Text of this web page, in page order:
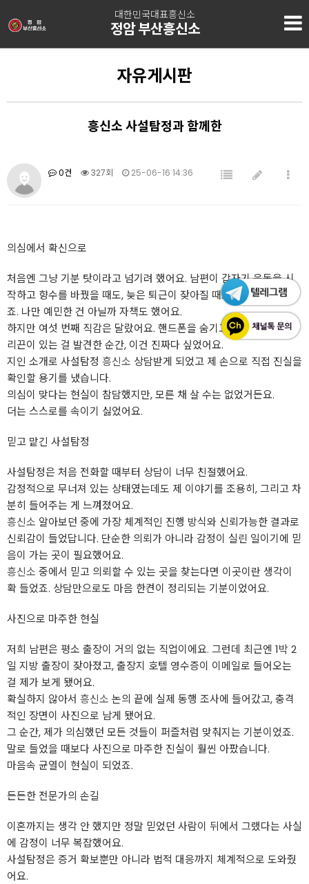
대한민국대표흥신소
정암 부산흥신소
자유게시판
흥신소 사설탐정과 함께한
0건 327회 25-06-16 14:36
의심에서 확신으로
처음엔 그냥 기분 탓이라고 넘기려 했어요. 남편이 갑자기 운동을 시
작하고 향수를 바꿨을 때도, 늦은 퇴근이 잦아질 때도 애써 합리화했
죠. 나만 예민한 건 아닐까 자책도 했어요.
하지만 여섯 번째 직감은 달랐어요. 핸드폰을 숨기고 차 안에 낯선 머
리끈이 있는 걸 발견한 순간, 이건 진짜다 싶었어요.
지인 소개로 사설탐정 흥신소 상담받게 되었고 제 손으로 직접 진실을
확인할 용기를 냈습니다.
의심이 맞다는 현실이 참담했지만, 모른 채 살 수는 없었거든요.
더는 스스로를 속이기 싫었어요.
믿고 맡긴 사설탐정
사설탐정은 처음 전화할 때부터 상담이 너무 친절했어요.
감정적으로 무너져 있는 상태였는데도 제 이야기를 조용히, 그리고 차
분히 들어주는 게 느껴졌어요.
흥신소 알아보던 중에 가장 체계적인 진행 방식와 신뢰가능한 결과로
신뢰감이 들었답니다. 단순한 의뢰가 아니라 감정이 실린 일이기에 믿
음이 가는 곳이 필요했어요.
흥신소 중에서 믿고 의뢰할 수 있는 곳을 찾는다면 이곳이란 생각이
확 들었죠. 상담만으로도 마음 한켠이 정리되는 기분이었어요.
사진으로 마주한 현실
저희 남편은 평소 출장이 거의 없는 직업이에요. 그런데 최근엔 1박 2
일 지방 출장이 잦아졌고, 출장지 호텔 영수증이 이메일로 들어오는
걸 제가 보게 됐어요.
확실하지 않아서 흥신소 논의 끝에 실제 동행 조사에 들어갔고, 충격
적인 장면이 사진으로 남게 됐어요.
그 순간, 제가 의심했던 모든 것들이 퍼즐처럼 맞춰지는 기분이었죠.
말로 들었을 때보다 사진으로 마주한 진실이 훨씬 아팠습니다.
마음속 균열이 현실이 되었죠.
든든한 전문가의 손길
이혼까지는 생각 안 했지만 정말 믿었던 사람이 뒤에서 그랬다는 사실
에 감정이 너무 복잡했어요.
사설탐정은 증거 확보뿐만 아니라 법적 대응까지 체계적으로 도와줬
어요.